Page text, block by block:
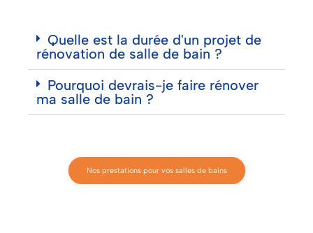
Quelle est la durée d'un projet de
rénovation de salle de bain ?
Pourquoi devrais-je faire rénover
ma salle de bain ?
Nos prestations pour vos salles de bains